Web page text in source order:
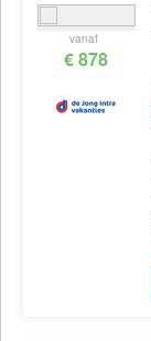
vanaf
€ 878